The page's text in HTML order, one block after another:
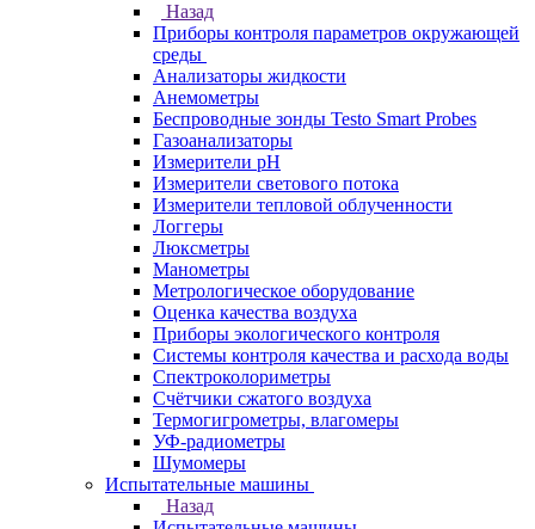
Назад
Приборы контроля параметров окружающей
среды
Анализаторы жидкости
Анемометры
Беспроводные зонды Testo Smart Probes
Газоанализаторы
Измерители pH
Измерители светового потока
Измерители тепловой облученности
Логгеры
Люксметры
Манометры
Метрологическое оборудование
Оценка качества воздуха
Приборы экологического контроля
Системы контроля качества и расхода воды
Спектроколориметры
Счётчики сжатого воздуха
Термогигрометры, влагомеры
УФ-радиометры
Шумомеры
Испытательные машины
Назад